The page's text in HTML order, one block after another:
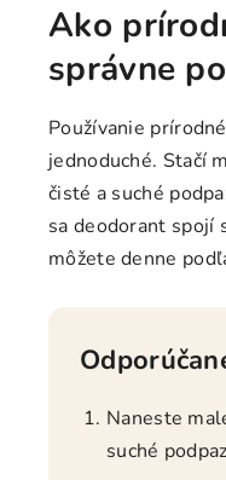
Ako
správne
Používanie
jednoduché. Stačí
čisté a suché
sa deodorant spojí
môžete denne
Naneste
suché